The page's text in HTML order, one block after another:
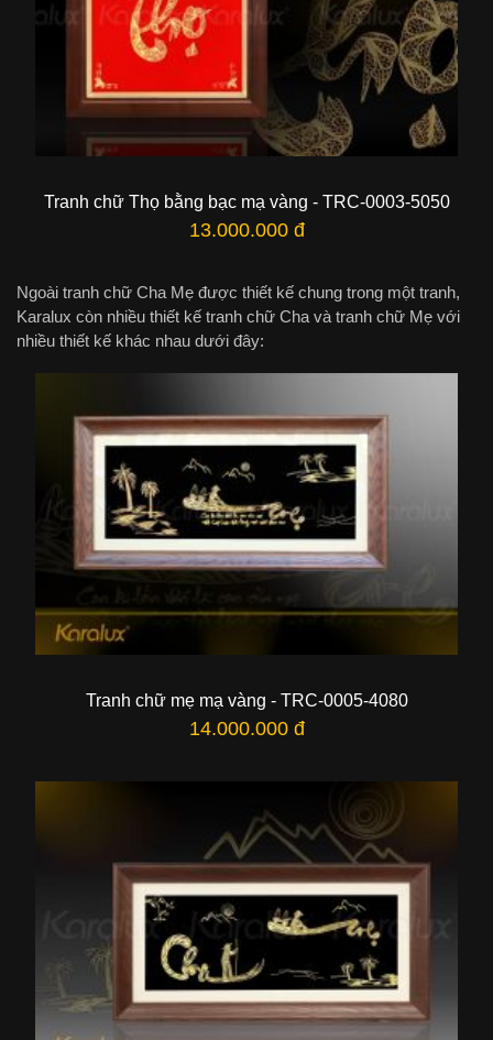
Tranh chữ Thọ bằng bạc mạ vàng - TRC-0003-5050
13.000.000 đ
Ngoài tranh chữ Cha Mẹ được thiết kế chung trong một tranh,
Karalux còn nhiều thiết kế tranh chữ Cha và tranh chữ Mẹ với
nhiều thiết kế khác nhau dưới đây:
Tranh chữ mẹ mạ vàng - TRC-0005-4080
14.000.000 đ